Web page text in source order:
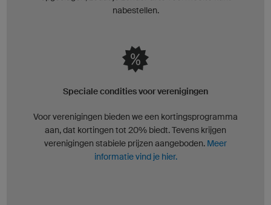
nabestellen.
Speciale condities voor verenigingen
Voor verenigingen bieden we een kortingsprogramma
aan, dat kortingen tot 20% biedt. Tevens krijgen
verenigingen stabiele prijzen aangeboden. Meer
informatie vind je hier.